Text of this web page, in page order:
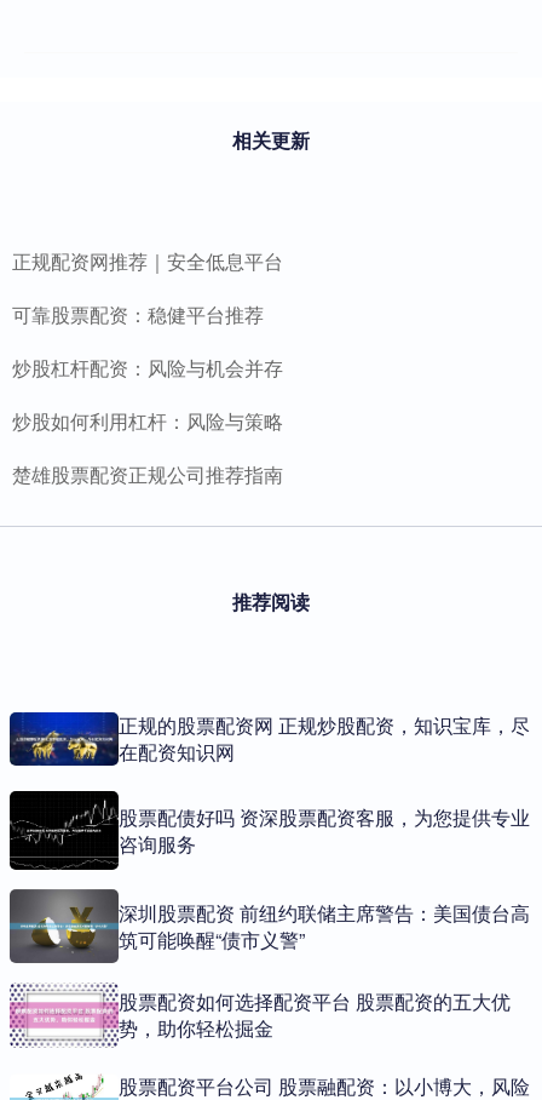
相关更新
正规配资网推荐｜安全低息平台
可靠股票配资：稳健平台推荐
炒股杠杆配资：风险与机会并存
炒股如何利用杠杆：风险与策略
楚雄股票配资正规公司推荐指南
推荐阅读
正规的股票配资网 正规炒股配资，知识宝库，尽
在配资知识网
股票配债好吗 资深股票配资客服，为您提供专业
咨询服务
深圳股票配资 前纽约联储主席警告：美国债台高
筑可能唤醒“债市义警”
股票配资如何选择配资平台 股票配资的五大优
势，助你轻松掘金
股票配资平台公司 股票融配资：以小博大，风险